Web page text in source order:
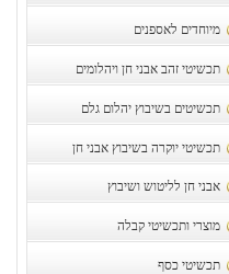
מיוחדים לאספנים
תכשיטי זהב אבני חן ויהלומים
תכשיטים בשיבוץ יהלום גלם
תכשיטי יוקרה בשיבוץ אבני חן
אבני חן לליטוש ושיבוץ
מוצרי ותכשיטי קבלה
תכשיטי כסף